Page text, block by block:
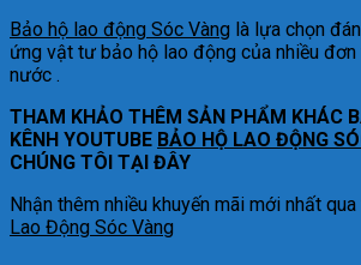
Bảo hộ lao động Sóc Vàng là lựa chọn
ứng vật tư bảo hộ lao động của nhiều
nước .
THAM KHẢO THÊM SẢN PHẨM KHÁC
KÊNH YOUTUBE BẢO HỘ LAO ĐỘNG
CHÚNG TÔI TẠI ĐÂY
Nhận thêm nhiều khuyến mãi mới nhất
Lao Động Sóc Vàng